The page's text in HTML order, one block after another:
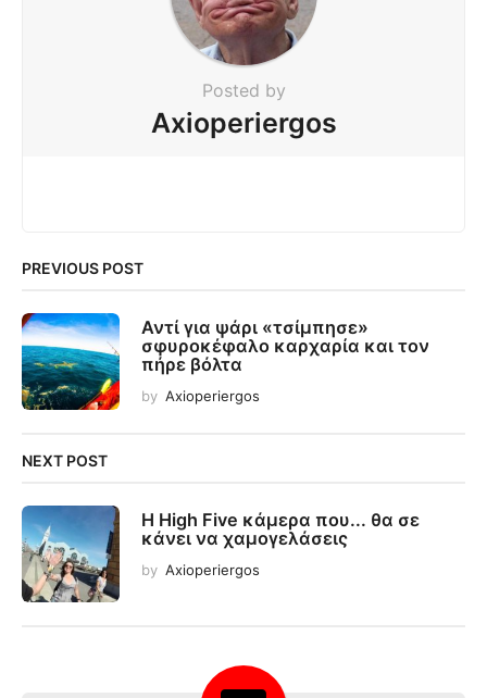
Posted by
Axioperiergos
PREVIOUS POST
Αντί για ψάρι «τσίμπησε»
σφυροκέφαλο καρχαρία και τον
πήρε βόλτα
by Axioperiergos
NEXT POST
Η High Five κάμερα που... θα σε
κάνει να χαμογελάσεις
by Axioperiergos